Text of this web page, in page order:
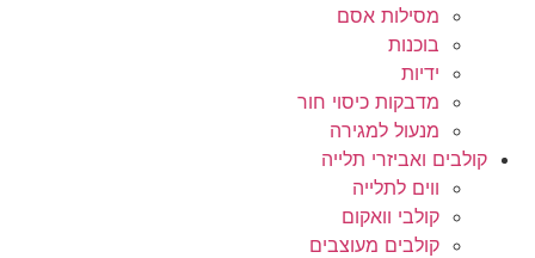
מסילות אסם
בוכנות
ידיות
מדבקות כיסוי חור
מנעול למגירה
קולבים ואביזרי תלייה
ווים לתלייה
קולבי וואקום
קולבים מעוצבים